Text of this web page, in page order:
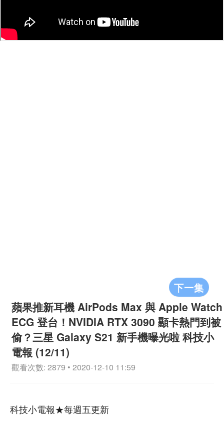
下一集
蘋果推新耳機 AirPods Max 與 Apple Watch
ECG 登台！NVIDIA RTX 3090 顯卡熱門到被
偷？三星 Galaxy S21 新手機曝光啦 科技小
電報 (12/11)
觀看次數: 2879 • 2020-12-10 11:59
科技小電報★每週五更新